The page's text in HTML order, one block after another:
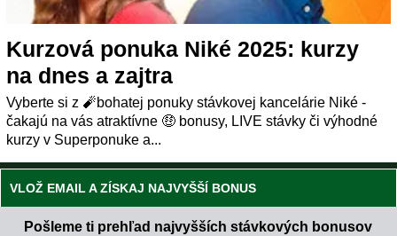
Kurzová ponuka Niké 2025: kurzy
na dnes a zajtra
Vyberte si z 🧨bohatej ponuky stávkovej kancelárie Niké -
čakajú na vás atraktívne 🤑 bonusy, LIVE stávky či výhodné
kurzy v Superponuke a...
VLOŽ EMAIL A ZÍSKAJ NAJVYŠŠÍ BONUS
Pošleme ti prehľad najvyšších stávkových bonusov